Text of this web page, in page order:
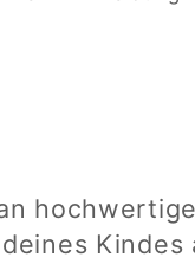
Kindes